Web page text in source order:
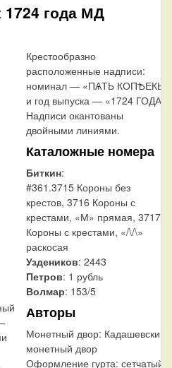
1724 года МД
Крестообразно
расположенные надписи:
номинал — «ПѦТЬ КОПѢЕКЬ»
и год выпуска — «1724 ГОДА».
Надписи окантованы
двойными линиями.
Каталожные номера
Биткин:
#361.3715 Короны без
крестов, 3716 Короны с
крестами, «М» прямая, 3717
Короны с крестами, «/\/\»
раскосая
Уздеников: 2443
Петров: 1 рубль
Волмар: 153/5
Авторы
Монетный двор: Кадашевский
монетный двор
Оформление гурта: сетчатый